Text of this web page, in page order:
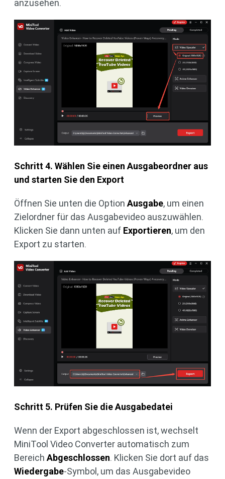
anzusehen.
Schritt 4. Wählen Sie einen Ausgabeordner aus
und starten Sie den Export
Öffnen Sie unten die Option Ausgabe, um einen
Zielordner für das Ausgabevideo auszuwählen.
Klicken Sie dann unten auf Exportieren, um den
Export zu starten.
Schritt 5. Prüfen Sie die Ausgabedatei
Wenn der Export abgeschlossen ist, wechselt
MiniTool Video Converter automatisch zum
Bereich Abgeschlossen. Klicken Sie dort auf das
Wiedergabe-Symbol, um das Ausgabevideo